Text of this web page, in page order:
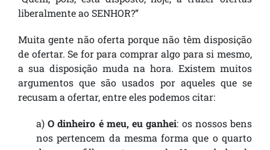
liberalmente ao SENHOR?”
Muita gente não oferta porque não têm disposição
de ofertar. Se for para comprar algo para si mesmo,
a sua disposição muda na hora. Existem muitos
argumentos que são usados por aqueles que se
recusam a ofertar, entre eles podemos citar:
a)O dinheiro é meu, eu ganhei: os nossos bens
nos pertencem da mesma forma que o quarto